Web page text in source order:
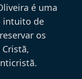
é uma
intuito de
os